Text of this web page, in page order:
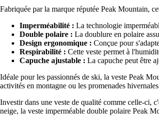
Fabriquée par la marque réputée Peak Mountain,
Imperméabilité : La technologie
Double polaire : La doublure en polaire
Design ergonomique : Conçue pour
Respirabilité : Cette veste permet à
Capuche ajustable : La capuche peut être
Idéale pour les passionnés de ski, la veste Peak
activités en montagne ou les promenades
Investir dans une veste de qualité comme celle-ci,
neige, la veste imperméable double polaire Peak